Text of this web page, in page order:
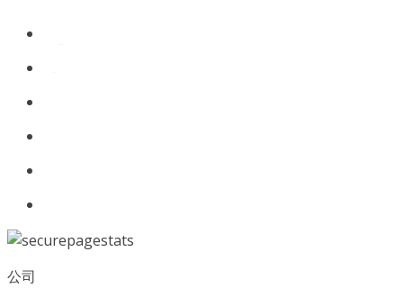
公司